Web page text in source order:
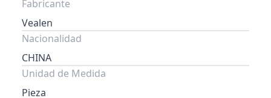
Fabricante
Vealen
Nacionalidad
CHINA
Unidad de Medida
Pieza